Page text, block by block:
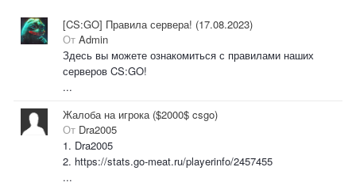
[CS:GO] Правила сервера! (17.08.2023)
От Admin
Здесь вы можете ознакомиться с правилами наших
серверов CS:GO!
...
Жалоба на игрока ($2000$ csgo)
От Dra2005
1. Dra2005
2. https://stats.go-meat.ru/playerinfo/2457455
...